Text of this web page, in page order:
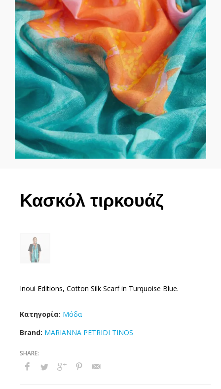
Κασκόλ τιρκουάζ
Inoui Editions, Cotton Silk Scarf in Turquoise Blue.
Κατηγορία: Μόδα
Brand: MARIANNA PETRIDI TINOS